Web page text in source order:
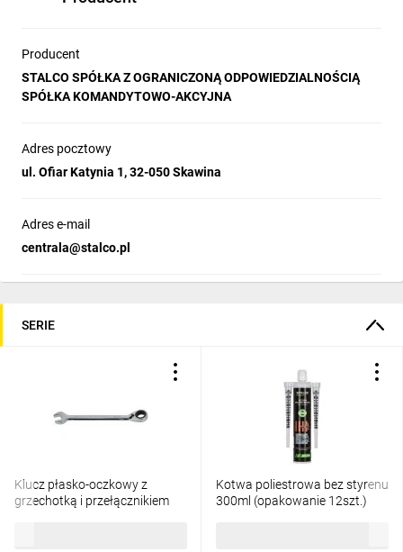
Producent
STALCO SPÓŁKA Z OGRANICZONĄ ODPOWIEDZIALNOŚCIĄ
SPÓŁKA KOMANDYTOWO-AKCYJNA
Adres pocztowy
ul. Ofiar Katynia 1, 32-050 Skawina
Adres e-mail
centrala@stalco.pl
SERIE
Klucz płasko-oczkowy z
grzechotką i przełącznikiem
Kotwa poliestrowa bez styrenu
300ml (opakowanie 12szt.)